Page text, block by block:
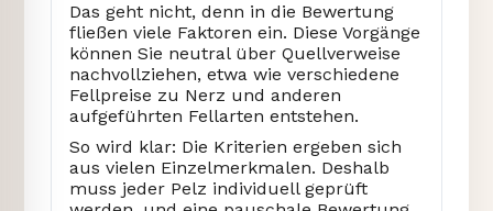
Das geht nicht, denn in die Bewertung
fließen viele Faktoren ein. Diese Vorgänge
können Sie neutral über Quellverweise
nachvollziehen, etwa wie verschiedene
Fellpreise zu Nerz und anderen
aufgeführten Fellarten entstehen.
So wird klar: Die Kriterien ergeben sich
aus vielen Einzelmerkmalen. Deshalb
muss jeder Pelz individuell geprüft